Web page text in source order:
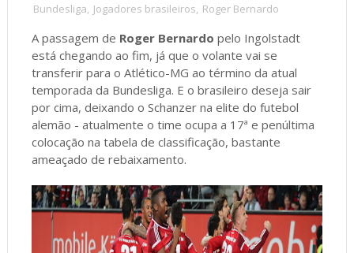
Bundesliga, Jogadores brasileiros, Roger Bernardo
A passagem de Roger Bernardo pelo Ingolstadt
está chegando ao fim, já que o volante vai se
transferir para o Atlético-MG ao término da atual
temporada da Bundesliga. E o brasileiro deseja sair
por cima, deixando o Schanzer na elite do futebol
alemão - atualmente o time ocupa a 17ª e penúltima
colocação na tabela de classificação, bastante
ameaçado de rebaixamento.